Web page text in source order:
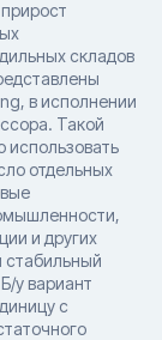
складов
в исполнении
Такой
отдельных
и других
стабильный
у вариант
с